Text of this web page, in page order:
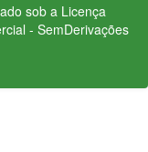
sob a Licença
- SemDerivações